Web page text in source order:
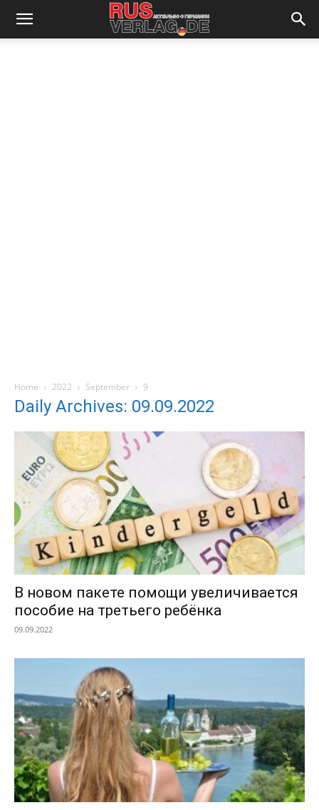
Home 2022 September 9
Daily Archives: 09.09.2022
В новом пакете помощи увеличивается
пособие на третьего ребёнка
09.09.2022